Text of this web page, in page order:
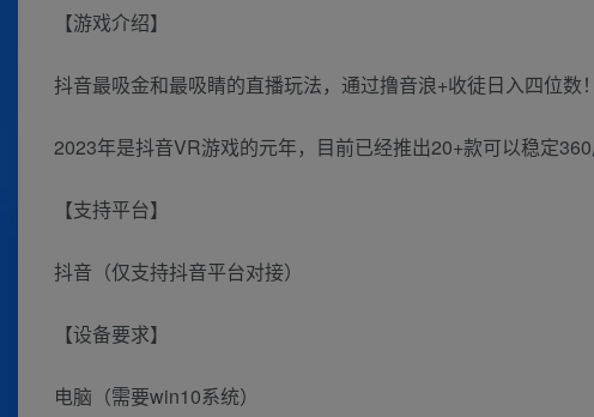
【游戏介绍】
抖音最吸金和最吸睛的直播玩法，通过撸音浪+收徒日入四位数！
2023年是抖音VR游戏的元年，目前已经推出20+款可以稳定
【支持平台】
抖音（仅支持抖音平台对接）
【设备要求】
电脑（需要win10系统）